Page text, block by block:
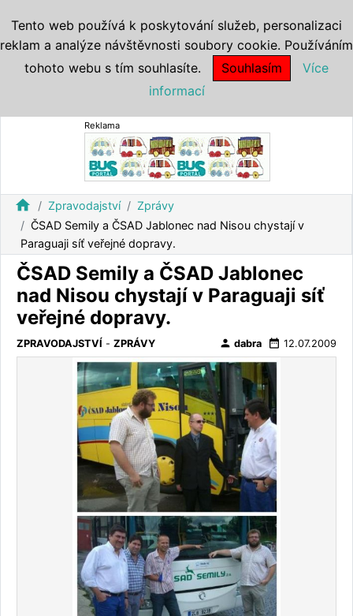
Reklama
home Zpravodajství
Zprávy
ČSAD Semily a ČSAD Jablonec nad Nisou chystají v
Paraguaji síť veřejné dopravy.
ČSAD Semily a ČSAD Jablonec
nad Nisou chystají v Paraguaji síť
veřejné dopravy.
ZPRAVODAJSTVÍ - ZPRÁVY person dabra date_range 12.07.2009
Tento web používá k poskytování služeb, personalizaci
reklam a analýze návštěvnosti soubory cookie. Používáním
tohoto webu s tím souhlasíte.
Souhlasím
Více
informací